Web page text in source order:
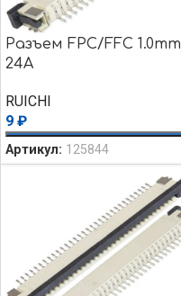
Разъем FPC/FFC 1.0mm
24A
RUICHI
9 ₽
Артикул: 125844